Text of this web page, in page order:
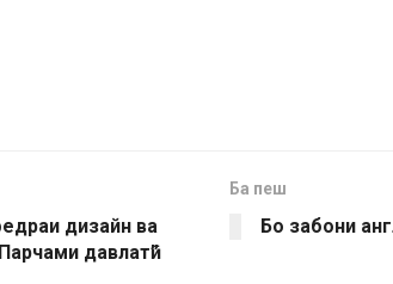
дизайн ва
давлатӣ”
Ба пеш
Бо забони